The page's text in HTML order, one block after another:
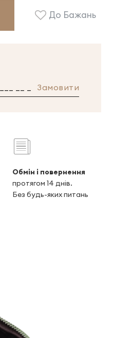
До Бажань
Замовити
Обмін і повернення
протягом 14 днів.
Без будь-яких питань